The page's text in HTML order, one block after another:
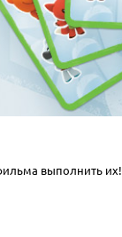
выполнить их!